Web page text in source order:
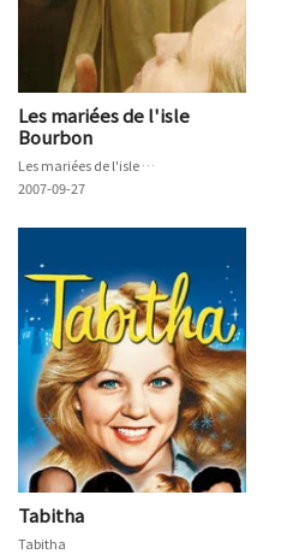
Les mariées de l'isle
Bourbon
Les mariées de l'isle Bourbon
2007-09-27
Tabitha
Tabitha